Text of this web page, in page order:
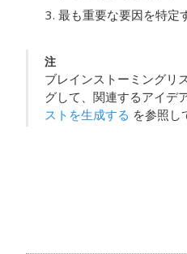
最も重要な要因を特定
注
ブレインストーミングリ
グして、関連するアイデ
ストを生成する を参照し